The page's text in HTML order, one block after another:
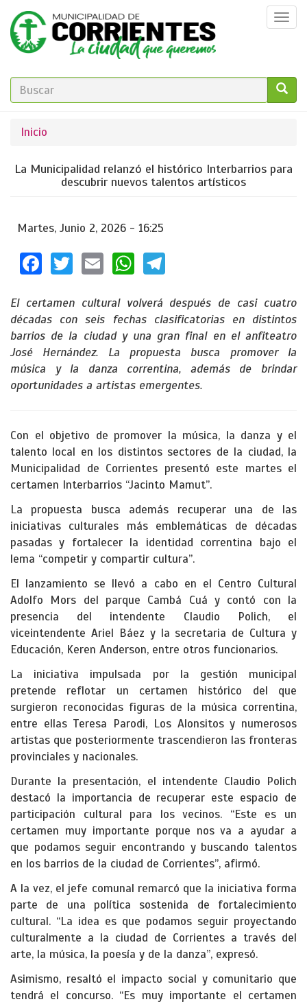
Pasar
contenido
principal
FORMULARIO
BÚSQUEDA
Se
encuentra
usted
Inicio
La Municipalidad relanzó el histórico Interbarrios para
descubrir nuevos talentos artísticos
Martes, Junio 2, 2026 - 16:25
Facebook
TwitterEmailWhatsApp
El certamen cultural volverá después de casi cuatro
décadas con seis fechas clasificatorias en distintos
barrios de la ciudad y una gran final en el anfiteatro
José Hernández. La propuesta busca promover la
música y la danza correntina, además de brindar
oportunidades a artistas emergentes.
Con el objetivo de promover la música, la danza y el
talento local en los distintos sectores de la ciudad, la
Municipalidad de Corrientes presentó este martes el
certamen Interbarrios “Jacinto Mamut”.
La propuesta busca además recuperar una de las
iniciativas culturales más emblemáticas de décadas
pasadas y fortalecer la identidad correntina bajo el
lema “competir y compartir cultura”.
El lanzamiento se llevó a cabo en el Centro Cultural
Adolfo Mors del parque Cambá Cuá y contó con la
presencia del intendente Claudio Polich, el
viceintendente Ariel Báez y la secretaria de Cultura y
Educación, Keren Anderson, entre otros funcionarios.
La iniciativa impulsada por la gestión municipal
pretende reflotar un certamen histórico del que
surgieron reconocidas figuras de la música correntina,
entre ellas Teresa Parodi, Los Alonsitos y numerosos
artistas que posteriormente trascendieron las fronteras
provinciales y nacionales.
Durante la presentación, el intendente Claudio Polich
destacó la importancia de recuperar este espacio de
participación cultural para los vecinos. “Este es un
certamen muy importante porque nos va a ayudar a
que podamos seguir encontrando y buscando talentos
en los barrios de la ciudad de Corrientes”, afirmó.
A la vez, el jefe comunal remarcó que la iniciativa forma
parte de una política sostenida de fortalecimiento
cultural. “La idea es que podamos seguir proyectando
culturalmente a la ciudad de Corrientes a través del
arte, la música, la poesía y de la danza”, expresó.
Asimismo, resaltó el impacto social y comunitario que
tendrá el concurso. “Es muy importante el certamen